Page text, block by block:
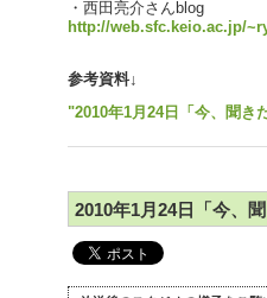
・西田亮介さんblog
http://web.sfc.keio.ac.jp/
参考資料↓
"2010年1月24日「今、聞き
2010年1月24日「今、